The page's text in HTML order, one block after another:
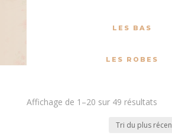
LES BAS
LES ROBES
Affichage de 1–20 sur 49 résultatsTrié
plus